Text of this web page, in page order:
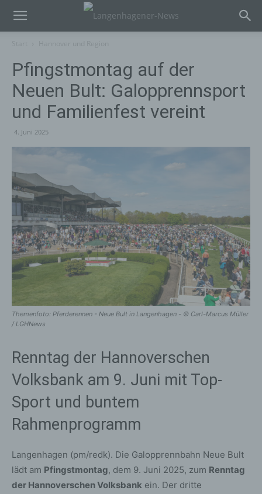
Pfingstmontag auf der
Neuen Bult: Galopprennsport
und Familienfest vereint
4. Juni 2025
Themenfoto: Pferderennen - Neue Bult in Langenhagen - © Carl-Marcus Müller
/ LGHNews
Renntag der Hannoverschen
Volksbank am 9. Juni mit Top-
Sport und buntem
Rahmenprogramm
Langenhagen (pm/redk). Die Galopprennbahn Neue Bult
lädt am Pfingstmontag, dem 9. Juni 2025, zum Renntag
der Hannoverschen Volksbank ein. Der dritte